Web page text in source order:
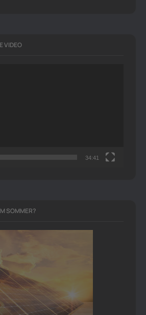
VIDEO
34:41
SOMMER?